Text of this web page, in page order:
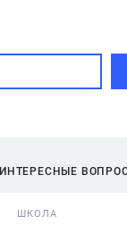
ИНТЕРЕСНЫЕ
ШКОЛА